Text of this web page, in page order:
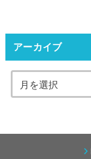
アーカイブ